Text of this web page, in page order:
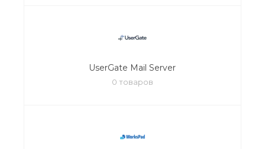
UserGate Mail Server
0 товаров